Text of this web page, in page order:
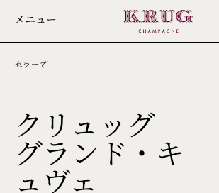
メニュー
セラーで
クリュッグ
グランド・キ